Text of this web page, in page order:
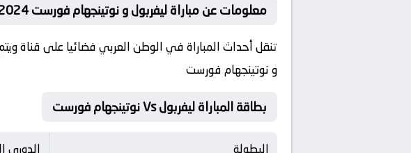
معلومات عن مباراة ليفربول و نوتينجهام فورست 2024-09-14
تنقل أحداث المباراة في الوطن العربي فضائيا على قناة
و نوتينجهام فورست
بطاقة المباراة ليفربول Vs نوتينجهام فورست
البطولة الدوري